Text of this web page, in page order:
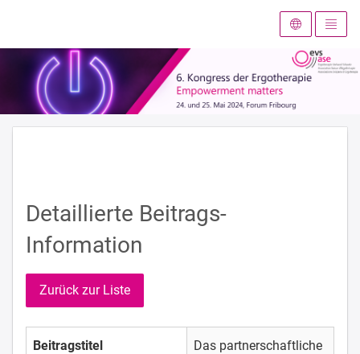
Detaillierte Beitrags-
Information
Zurück zur Liste
Beitragstitel
Das partnerschaftliche